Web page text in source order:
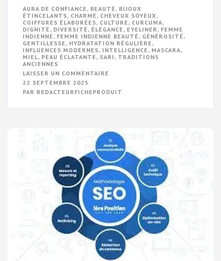
AURA DE CONFIANCE , BEAUTÉ , BIJOUX
ÉTINCELANTS, CHARME , CHEVEUX SOYEUX ,
COIFFURES ÉLABORÉES, CULTURE , CURCUMA,
DIGNITÉ , DIVERSITÉ , ÉLÉGANCE , EYELINER , FEMME
INDIENNE , FEMME INDIENNE BEAUTÉ , GÉNÉROSITÉ ,
GENTILLESSE , HYDRATATION RÉGULIÈRE ,
INFLUENCES MODERNES, INTELLIGENCE , MASCARA,
MIEL, PEAU ÉCLATANTE , SARI , TRADITIONS
ANCIENNES
LAISSER UN COMMENTAIRE
INTEMPORELLE
22 SEPTEMBRE 2025
PAR REDACTEURFICHEPRODUIT